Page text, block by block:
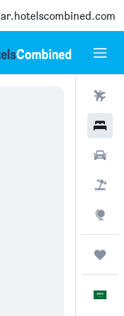
ar.hotelscombined.com